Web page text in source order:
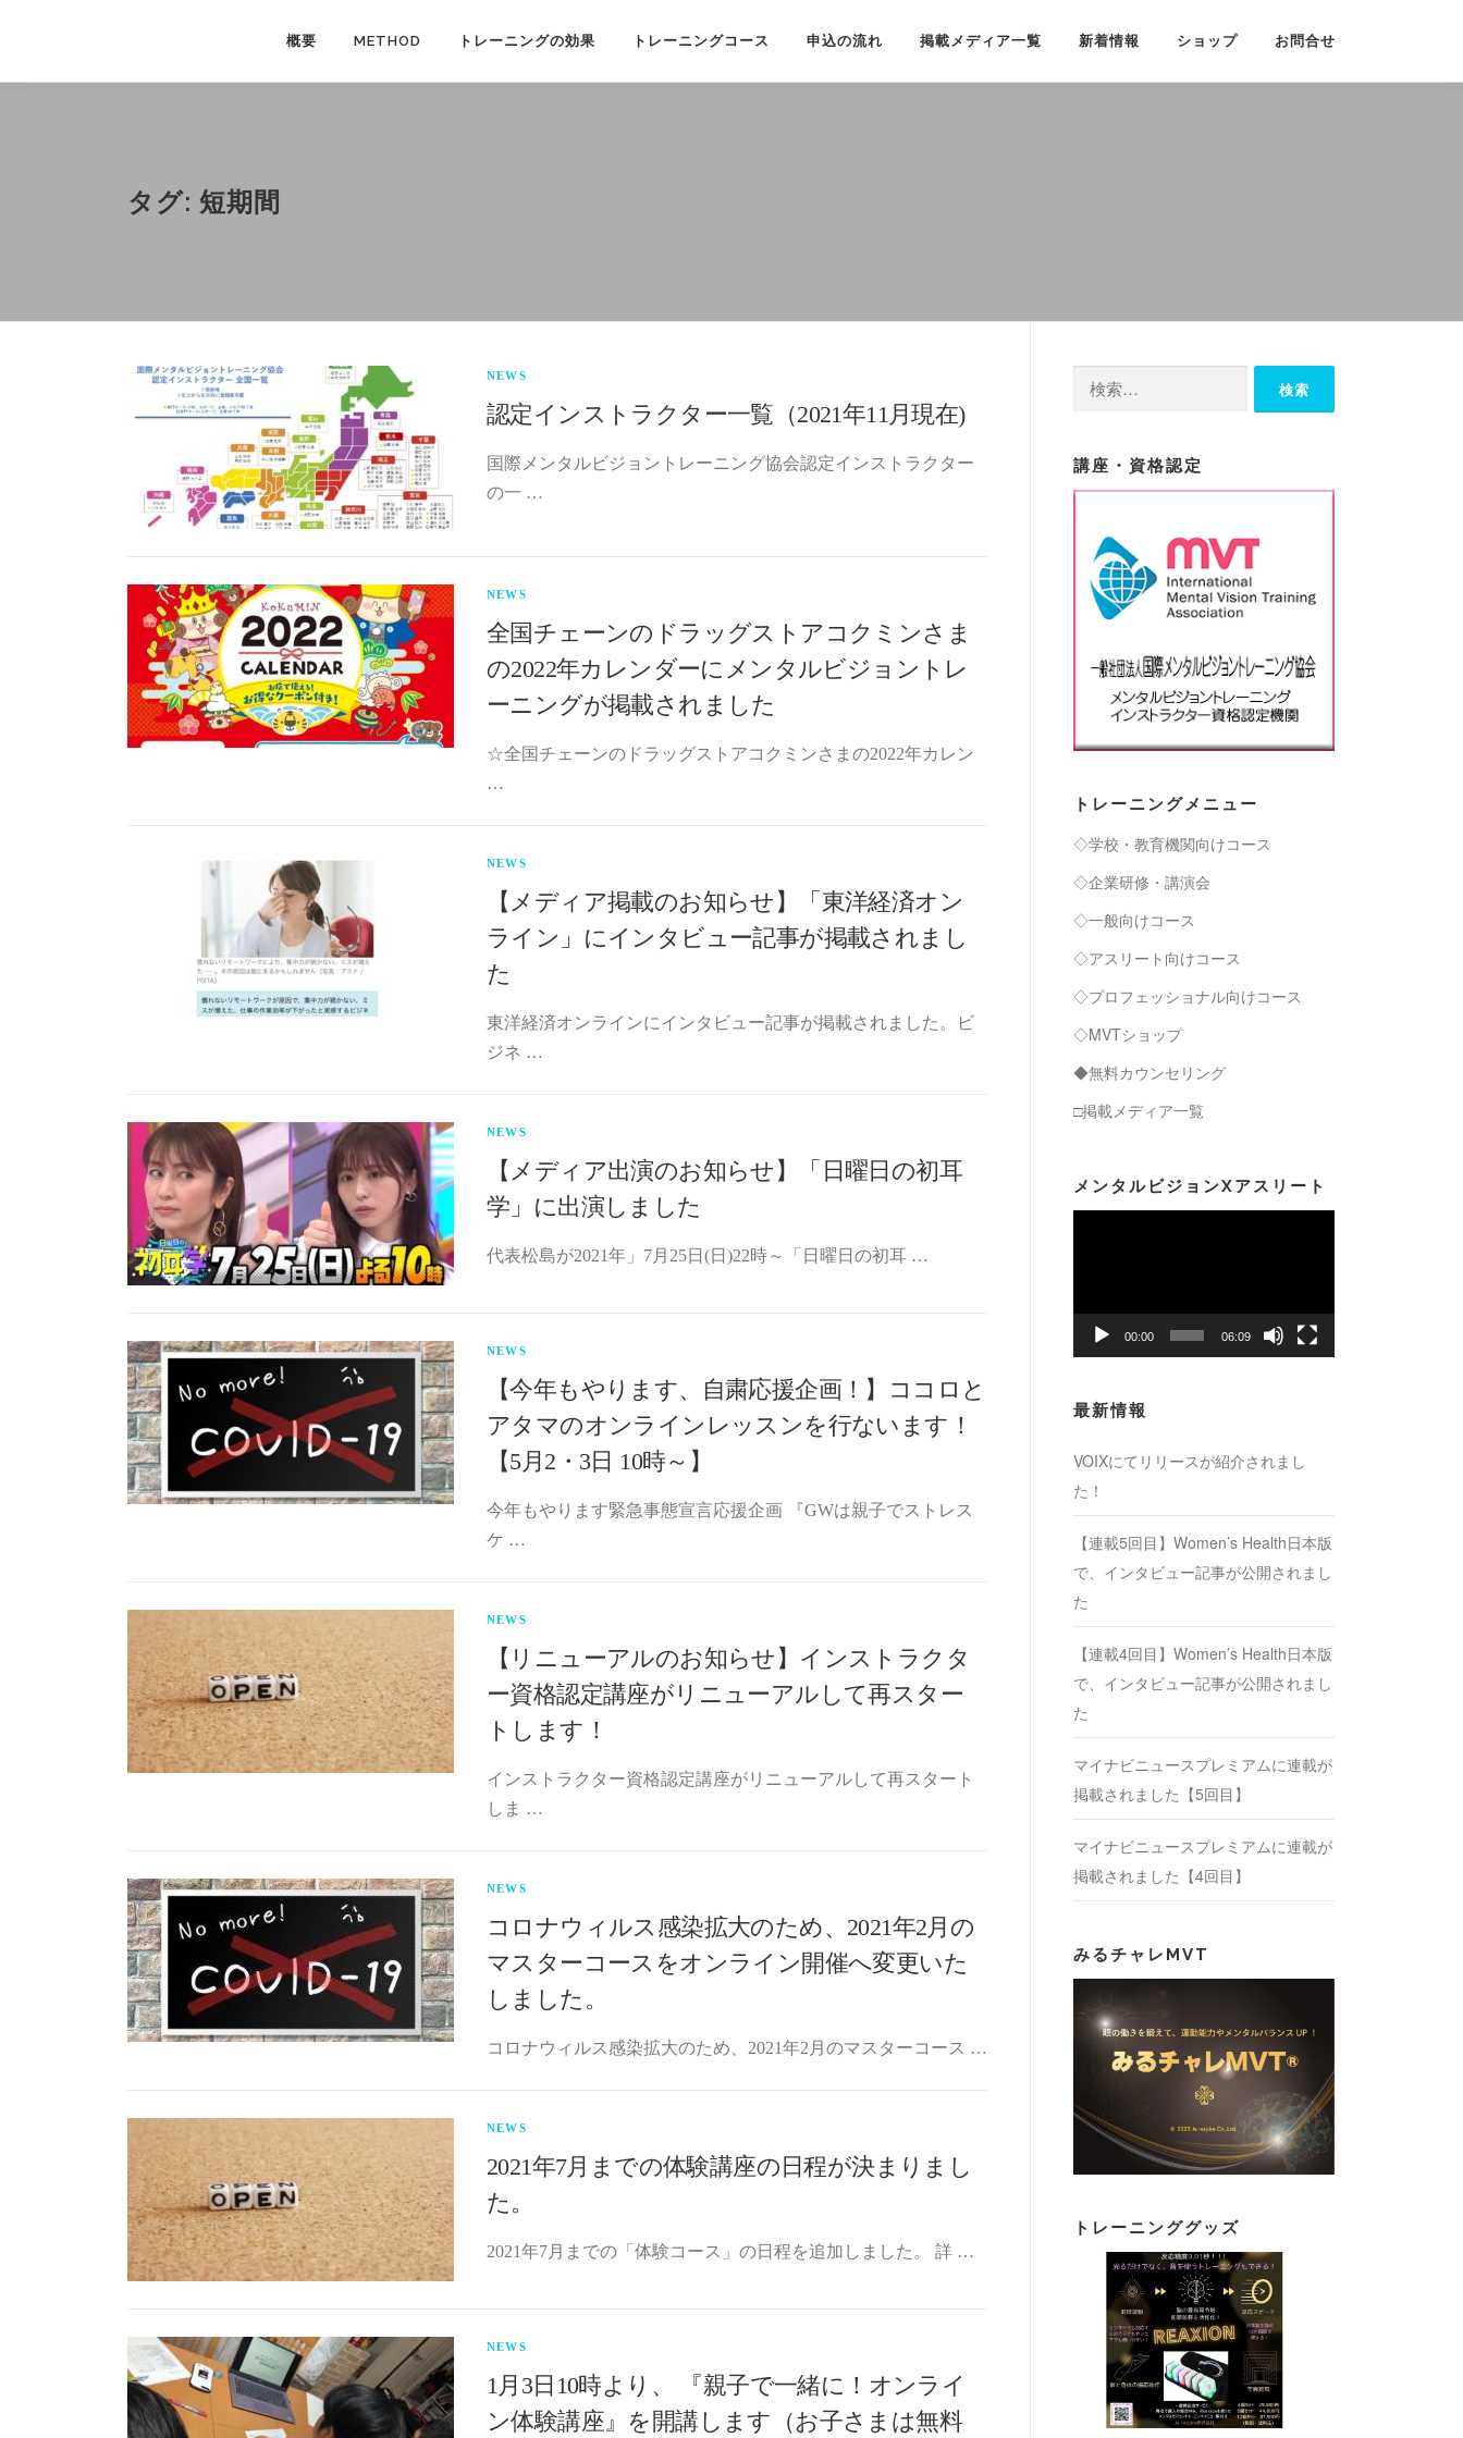
概要 METHOD トレーニングの効果 トレーニングコース 申込の流れ 掲載メディア一覧 新着情報 ショップ お問合せ
タグ: 短期間
NEWS
認定インストラクター一覧（2021年11月現在)
国際メンタルビジョントレーニング協会認定インストラクター
の一 …
NEWS
全国チェーンのドラッグストアコクミンさま
の2022年カレンダーにメンタルビジョントレ
ーニングが掲載されました
☆全国チェーンのドラッグストアコクミンさまの2022年カレン
…
NEWS
【メディア掲載のお知らせ】「東洋経済オン
ライン」にインタビュー記事が掲載されまし
た
東洋経済オンラインにインタビュー記事が掲載されました。ビ
ジネ …
NEWS
【メディア出演のお知らせ】「日曜日の初耳
学」に出演しました
代表松島が2021年」7月25日(日)22時～「日曜日の初耳 …
NEWS
【今年もやります、自粛応援企画！】ココロと
アタマのオンラインレッスンを行ないます！
【5月2・3日 10時～】
今年もやります緊急事態宣言応援企画 『GWは親子でストレス
ケ …
NEWS
【リニューアルのお知らせ】インストラクタ
ー資格認定講座がリニューアルして再スター
トします！
インストラクター資格認定講座がリニューアルして再スタート
しま …
NEWS
コロナウィルス感染拡大のため、2021年2月の
マスターコースをオンライン開催へ変更いた
しました。
コロナウィルス感染拡大のため、2021年2月のマスターコース …
NEWS
2021年7月までの体験講座の日程が決まりまし
た。
2021年7月までの「体験コース」の日程を追加しました。 詳 …
NEWS
1月3日10時より、 『親子で一緒に！オンライ
ン体験講座』を開講します（お子さまは無料
講座・資格認定
トレーニングメニュー
◇学校・教育機関向けコース
◇企業研修・講演会
◇一般向けコース
◇アスリート向けコース
◇プロフェッショナル向けコース
◇MVTショップ
◆無料カウンセリング
□掲載メディア一覧
メンタルビジョンXアスリート
レ
ー
00:00 06:09
最新情報
VOIXにてリリースが紹介されまし
た！
【連載5回目】Women’s Health日本版
で、インタビュー記事が公開されまし
た
【連載4回目】Women’s Health日本版
で、インタビュー記事が公開されまし
た
マイナビニュースプレミアムに連載が
掲載されました【5回目】
マイナビニュースプレミアムに連載が
掲載されました【4回目】
みるチャレMVT
トレーニンググッズ